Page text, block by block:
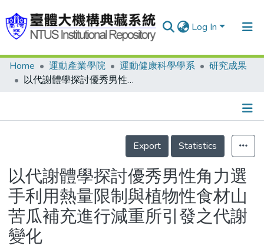
Log In
Communities & Collections
Statistics
Home 運動產業學院 運動健康科學學系
研究成果
以代謝體學探討優秀男性角力選手利用熱量限制與植物性食材山苦瓜補充進行減重所引發之代謝變化
Details
Export
Statistics
以代謝體學探討優秀男性角力選
手利用熱量限制與植物性食材山
苦瓜補充進行減重所引發之代謝
變化